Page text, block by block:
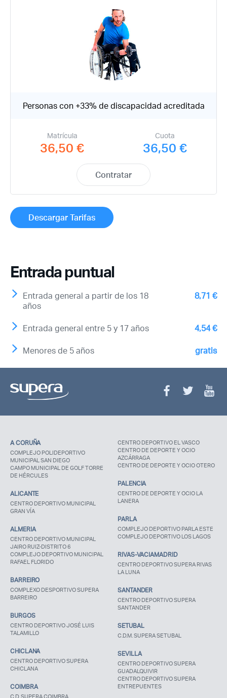
Recuerda mis claves
Personas con +33% de discapacidad acreditada
Matrícula
36,50 €
Cuota
36,50 €
Contratar
Descargar Tarifas
Entrada puntual
Entrada general a partir de los 18
años
8,71 €
Entrada general entre 5 y 17 años 4,54 €
Menores de 5 años gratis
A CORUÑA
COMPLEJO POLIDEPORTIVO
MUNICIPAL SAN DIEGO
CAMPO MUNICIPAL DE GOLF TORRE
DE HÉRCULES
ALICANTE
CENTRO DEPORTIVO MUNICIPAL
GRAN VÍA
ALMERIA
CENTRO DEPORTIVO MUNICIPAL
JAIRO RUIZ-DISTRITO 6
COMPLEJO DEPORTIVO MUNICIPAL
RAFAEL FLORIDO
BARREIRO
COMPLEXO DESPORTIVO SUPERA
BARREIRO
BURGOS
CENTRO DEPORTIVO JOSÉ LUIS
TALAMILLO
CHICLANA
CENTRO DEPORTIVO SUPERA
CHICLANA
COIMBRA
C.D. SUPERA COIMBRA
CENTRO DEPORTIVO EL VASCO
CENTRO DE DEPORTE Y OCIO
AZCÁRRAGA
CENTRO DE DEPORTE Y OCIO OTERO
PALENCIA
CENTRO DE DEPORTE Y OCIO LA
LANERA
PARLA
COMPLEJO DEPORTIVO PARLA ESTE
COMPLEJO DEPORTIVO LOS LAGOS
RIVAS-VACIAMADRID
CENTRO DEPORTIVO SUPERA RIVAS
LA LUNA
SANTANDER
CENTRO DEPORTIVO SUPERA
SANTANDER
SETUBAL
C.D.M. SUPERA SETUBAL
SEVILLA
CENTRO DEPORTIVO SUPERA
GUADALQUIVIR
CENTRO DEPORTIVO SUPERA
ENTREPUENTES